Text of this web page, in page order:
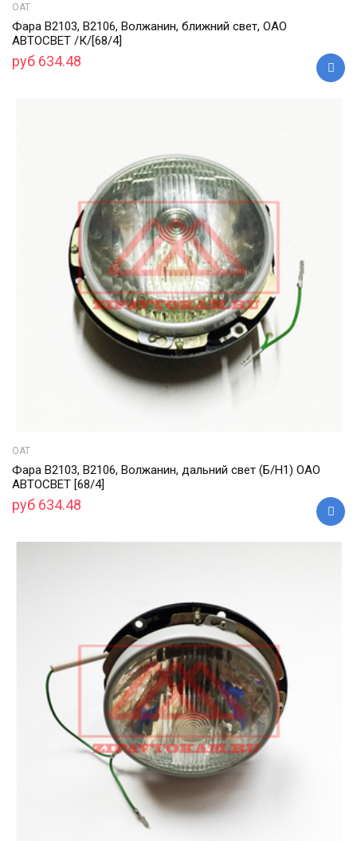
ОАТ
Фара В2103, В2106, Волжанин, ближний свет, ОАО
АВТОСВЕТ /К/[68/4]
руб 634.48
ОАТ
Фара В2103, В2106, Волжанин, дальний свет (Б/Н1) ОАО
АВТОСВЕТ [68/4]
руб 634.48